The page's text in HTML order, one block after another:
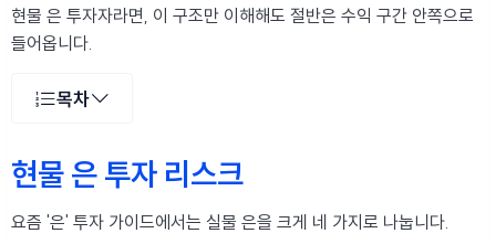
현물 은 투자자라면, 이 구조만 이해해도 절반은 수익 구간 안쪽으로
들어옵니다.
목차
현물 은 투자 리스크
요즘 '은' 투자 가이드에서는 실물 은을 크게 네 가지로 나눕니다.